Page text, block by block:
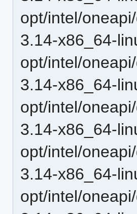
opt/intel/
3.14-x86_64-
opt/intel/
3.14-x86_64-
opt/intel/
3.14-x86_64-
opt/intel/
3.14-x86_64-
opt/intel/